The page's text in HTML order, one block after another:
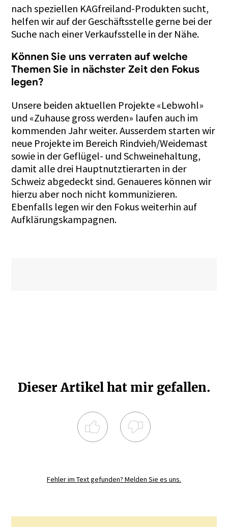
nach speziellen KAGfreiland-Produkten sucht,
helfen wir auf der Geschäftsstelle gerne bei der
Suche nach einer Verkaufsstelle in der Nähe.
Können Sie uns verraten auf welche
Themen Sie in nächster Zeit den Fokus
legen?
Unsere beiden aktuellen Projekte «Lebwohl»
und «Zuhause gross werden» laufen auch im
kommenden Jahr weiter. Ausserdem starten wir
neue Projekte im Bereich Rindvieh/Weidemast
sowie in der Geflügel- und Schweinehaltung,
damit alle drei Hauptnutztierarten in der
Schweiz abgedeckt sind. Genaueres können wir
hierzu aber noch nicht kommunizieren.
Ebenfalls legen wir den Fokus weiterhin auf
Aufklärungskampagnen.
Dieser Artikel hat mir gefallen.
Fehler im Text gefunden? Melden Sie es uns.